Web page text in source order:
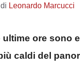
di Leonardo Marcucci
ultime ore sono
caldi del